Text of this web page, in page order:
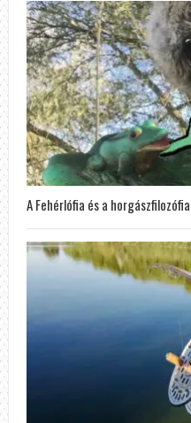
A Fehérlófia és a horgászfilozófia